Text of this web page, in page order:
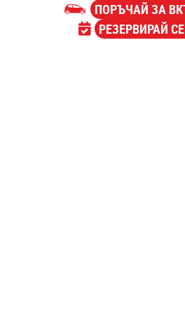
ПОРЪЧАЙ ЗА
РЕЗЕРВИРАЙ